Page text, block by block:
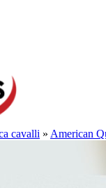
cavalli » American